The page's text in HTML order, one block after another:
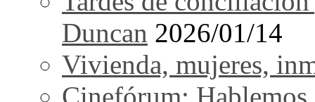
Duncan 2026/01/14
Vivienda, mujeres,
Cinefórum: